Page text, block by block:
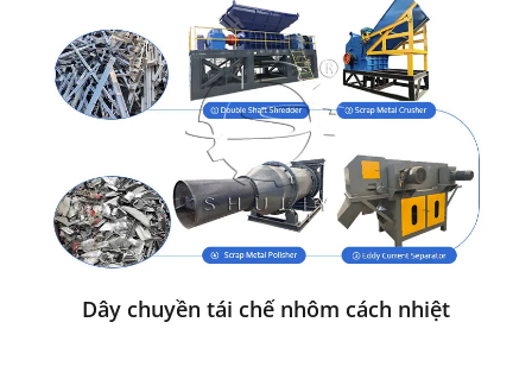
Dây chuyền tái chế nhôm cách nhiệt